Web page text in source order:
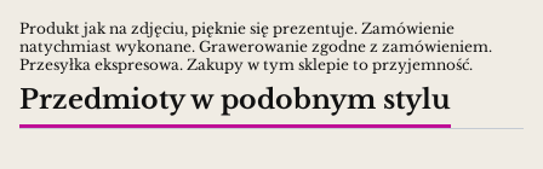
Produkt jak na zdjęciu, pięknie się prezentuje. Zamówienie
natychmiast wykonane. Grawerowanie zgodne z zamówieniem.
Przesyłka ekspresowa. Zakupy w tym sklepie to przyjemność.
Przedmioty w podobnym stylu